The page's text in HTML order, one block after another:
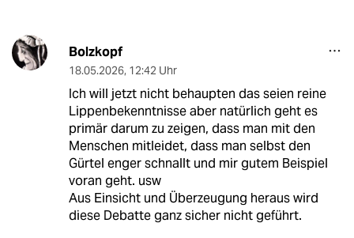
Bolzkopf
18.05.2026, 12:42 Uhr
Ich will jetzt nicht behaupten das seien reine
Lippenbekenntnisse aber natürlich geht es
primär darum zu zeigen, dass man mit den
Menschen mitleidet, dass man selbst den
Gürtel enger schnallt und mir gutem Beispiel
voran geht. usw
Aus Einsicht und Überzeugung heraus wird
diese Debatte ganz sicher nicht geführt.